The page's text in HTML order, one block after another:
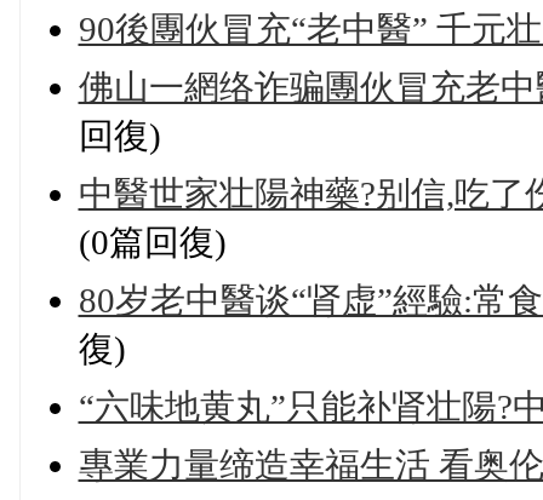
90後團伙冒充“老中醫” 千元
佛山一網络诈骗團伙冒充老
回復)
中醫世家壮陽神藥?别信,吃了
(0篇回復)
80岁老中醫谈“肾虚”經驗:常
復)
“六味地黄丸”只能补肾壮陽?
專業力量缔造幸福生活 看奥